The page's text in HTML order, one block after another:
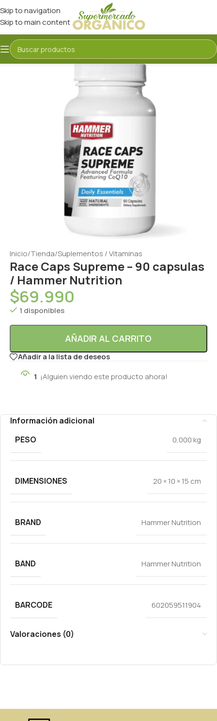
Skip to navigation
Skip to main content
Inicio/Tienda/Suplementos / Vitaminas
Race Caps Supreme – 90 capsulas
/ Hammer Nutrition
$69.990
1 disponibles
AÑADIR AL CARRITO
Añadir a la lista de deseos
1 ¡Alguien viendo este producto ahora!
Información adicional
PESO
0,000 kg
DIMENSIONES 20 × 10 × 15 cm
BRAND Hammer Nutrition
BAND Hammer Nutrition
BARCODE 602059511904
Valoraciones (0)